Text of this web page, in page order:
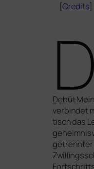
[Credits]
D
Debüt
ver­bin­det
tisch das
getrenn­ter